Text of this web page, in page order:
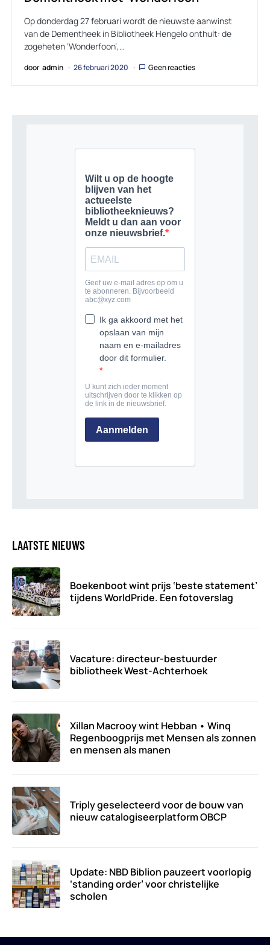
Op donderdag 27 februari wordt de nieuwste aanwinst
van de Dementheek in Bibliotheek Hengelo onthult: de
zogeheten ‘Wonderfoon’,…
door admin 26 februari 2020 Geen reacties
LAATSTE NIEUWS
Boekenboot wint prijs ‘beste statement’
tijdens WorldPride. Een fotoverslag
Vacature: directeur-bestuurder
bibliotheek West-Achterhoek
Xillan Macrooy wint Hebban • Winq
Regenboogprijs met Mensen als zonnen
en mensen als manen
Triply geselecteerd voor de bouw van
nieuw catalogiseerplatform OBCP
Update: NBD Biblion pauzeert voorlopig
‘standing order’ voor christelijke
scholen